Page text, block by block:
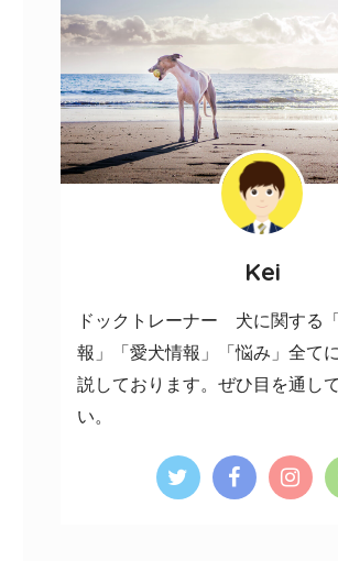
Kei
ドックトレーナー 犬に関する
報」「愛犬情報」「悩み」全て
説しております。ぜひ目を通し
い。